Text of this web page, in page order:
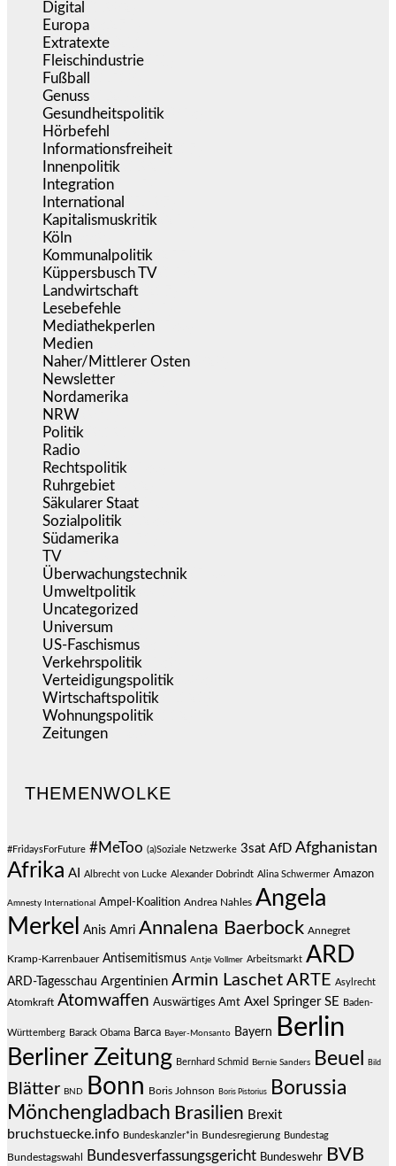
Digital
Europa
Extratexte
Fleischindustrie
Fußball
Genuss
Gesundheitspolitik
Hörbefehl
Informationsfreiheit
Innenpolitik
Integration
International
Kapitalismuskritik
Köln
Kommunalpolitik
Küppersbusch TV
Landwirtschaft
Lesebefehle
Mediathekperlen
Medien
Naher/Mittlerer Osten
Newsletter
Nordamerika
NRW
Politik
Radio
Rechtspolitik
Ruhrgebiet
Säkularer Staat
Sozialpolitik
Südamerika
TV
Überwachungstechnik
Umweltpolitik
Uncategorized
Universum
US-Faschismus
Verkehrspolitik
Verteidigungspolitik
Wirtschaftspolitik
Wohnungspolitik
Zeitungen
THEMENWOLKE
#FridaysForFuture #MeToo (a)Soziale Netzwerke 3sat AfD Afghanistan
Afrika AI Albrecht von Lucke Alexander Dobrindt Alina Schwermer Amazon
Amnesty International Ampel-Koalition Andrea Nahles Angela
Merkel
Anis Amri Annalena Baerbock Annegret
Kramp-Karrenbauer Antisemitismus Antje Vollmer Arbeitsmarkt ARD
ARD-Tagesschau Argentinien Armin Laschet ARTE Asylrecht
Atomkraft Atomwaffen Auswärtiges Amt Axel Springer SE Baden-
Württemberg Barack Obama Barca Bayer-Monsanto Bayern Berlin
Berliner Zeitung Bernhard Schmid Bernie Sanders Beuel Bild
Blätter BND Bonn Boris Johnson Boris Pistorius
Borussia
Mönchengladbach Brasilien Brexit
bruchstuecke.info Bundeskanzler*in Bundesregierung Bundestag
Bundestagswahl Bundesverfassungsgericht Bundeswehr BVB